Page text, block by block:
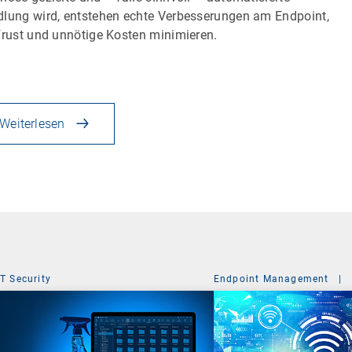
wird, entstehen echte Verbesserungen am Endpoint,
und unnötige Kosten minimieren.
Weiterlesen
Security Endpoint Management |